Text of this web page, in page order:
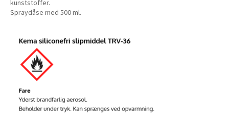
kunststoffer.
Spraydåse med 500 ml.